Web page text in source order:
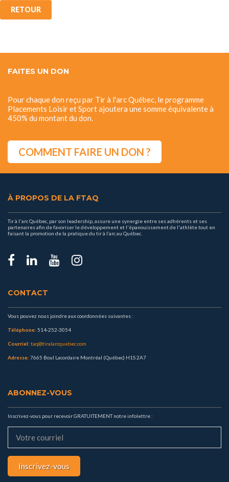
RETOUR
FAITES UN DON
Pour chaque don reçu par Tir à l'arc Québec, le programme
Placements Loisir et Sport ajoutera une somme équivalente à
450% du montant du don.
COMMENT FAIRE UN DON ?
À PROPOS DE LA FTAQ
Tir à l'arc Québec, par son leadership, assure une synergie entre ses adhérents et ses
partenaires afin de favoriser le développement et l'épanouissement de l'athlète tout en
faisant la promotion de la pratique du tir à l’arc au Québec.
CONTACT
Vous pouvez nous joindre aux coordonnées suivantes :
Téléphone: 514-252-3054
Courriel: taq@tiralarcquebec.com
Adresse: 7665 Boul Lacordaire Montréal (Québec) H1S 2A7
ABONNEZ-VOUS
Inscrivez-vous pour recevoir GRATUITEMENT notre infolettre :
Inscrivez-vous